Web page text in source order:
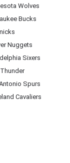
Wolves
Bucks
Nuggets
Sixers
Spurs
Cavaliers